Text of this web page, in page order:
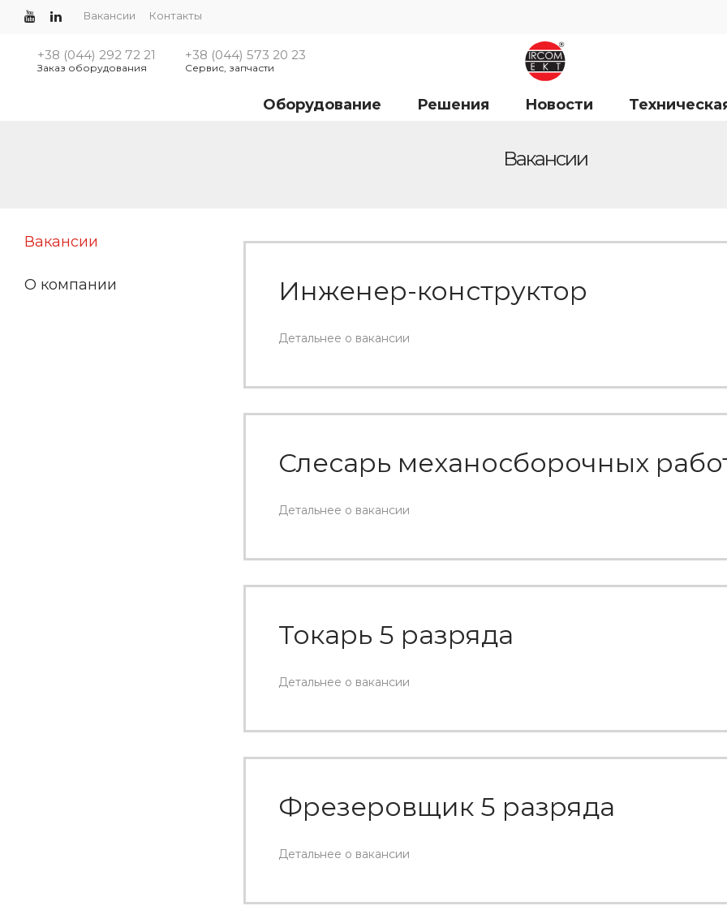
Вакансии Контакты
+38 (044) 292 72 21
Заказ оборудования
+38 (044) 573 20 23
Сервис, запчасти
Оборудование Решения Новости
Вакансии
Инженер-конструктор
Детальнее о вакансии
Слесарь механосборочных
Детальнее о вакансии
Токарь 5 разряда
Детальнее о вакансии
Фрезеровщик 5 разряда
Детальнее о вакансии
Вакансии
О компании